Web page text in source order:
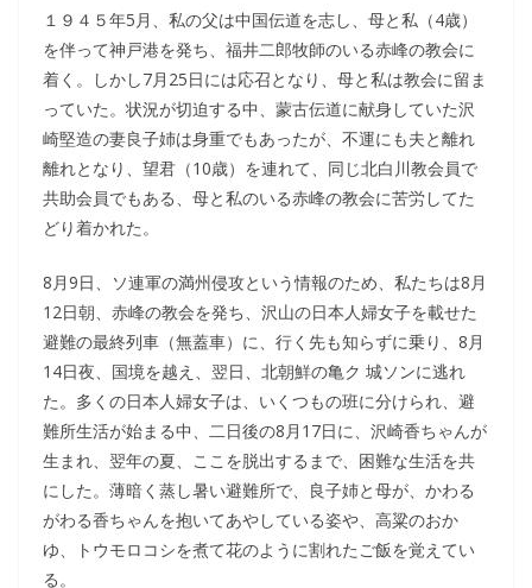
１９４５年5月、私の父は中国伝道を志し、母と私（4歳）
を伴って神戸港を発ち、福井二郎牧師のいる赤峰の教会に
着く。しかし7月25日には応召となり、母と私は教会に留ま
っていた。状況が切迫する中、蒙古伝道に献身していた沢
崎堅造の妻良子姉は身重でもあったが、不運にも夫と離れ
離れとなり、望君（10歳）を連れて、同じ北白川教会員で
共助会員でもある、母と私のいる赤峰の教会に苦労してた
どり着かれた。
8月9日、ソ連軍の満州侵攻という情報のため、私たちは8月
12日朝、赤峰の教会を発ち、沢山の日本人婦女子を載せた
避難の最終列車（無蓋車）に、行く先も知らずに乗り、8月
14日夜、国境を越え、翌日、北朝鮮の亀ク 城ソンに逃れ
た。多くの日本人婦女子は、いくつもの班に分けられ、避
難所生活が始まる中、二日後の8月17日に、沢崎香ちゃんが
生まれ、翌年の夏、ここを脱出するまで、困難な生活を共
にした。薄暗く蒸し暑い避難所で、良子姉と母が、かわる
がわる香ちゃんを抱いてあやしている姿や、高粱のおか
ゆ、トウモロコシを煮て花のように割れたご飯を覚えてい
る。